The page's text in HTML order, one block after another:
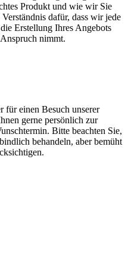
Produkt und wie wir Sie
dafür, dass wir jede
Erstellung Ihres Angebots
nimmt.
für einen Besuch unserer
gerne persönlich zur
Bitte beachten Sie,
behandeln, aber bemüht